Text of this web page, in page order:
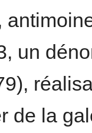
un
de la